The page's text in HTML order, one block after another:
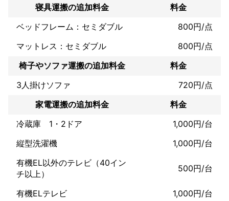
寝具運搬の追加料金
料金
ベッドフレーム：セミダブル
800円/点
マットレス：セミダブル
800円/点
椅子やソファ運搬の追加料金
料金
3人掛けソファ
720円/点
家電運搬の追加料金
料金
冷蔵庫 1・2ドア
1,000円/台
縦型洗濯機
1,000円/台
有機EL以外のテレビ（40イン
チ以上）
500円/台
有機ELテレビ 1,000円/台